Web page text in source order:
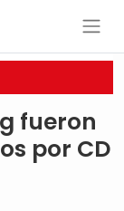
fueron
por CD